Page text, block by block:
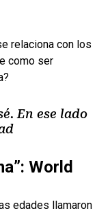
relaciona con los
como ser
En ese lado
World
edades llamaron